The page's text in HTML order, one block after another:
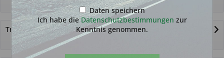
Transponder
Daten speichern
Ich habe dieDatenschutzbestimmungen zur
Kenntnis genommen.